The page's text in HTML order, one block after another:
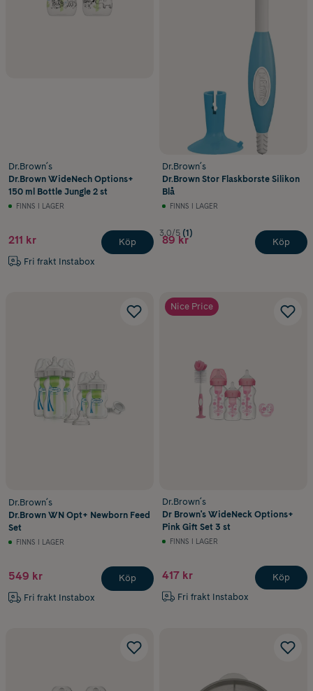
Dr.Brown´s
Dr.Brown WideNech Options+
150 ml Bottle Jungle 2 st
FINNS I LAGER
211 kr
Fri frakt Instabox
Köp
Dr.Brown´s
Dr.Brown Stor Flaskborste Silikon
Blå
FINNS I LAGER
3.0/5 (1)
89 kr Köp
Dr.Brown´s
Dr.Brown WN Opt+ Newborn Feed
Set
FINNS I LAGER
549 kr
Fri frakt Instabox
Köp
Nice Price
Dr.Brown´s
Dr Brown's WideNeck Options+
Pink Gift Set 3 st
FINNS I LAGER
417 kr
Fri frakt Instabox
Köp